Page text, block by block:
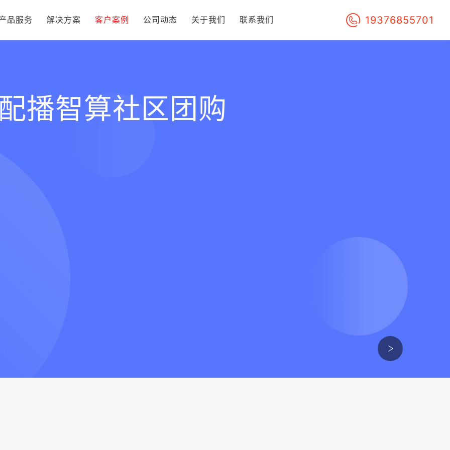
品服务 解决方案 客户案例 公司动态 关于我们 联系我们 19376855701
播智算社区团购